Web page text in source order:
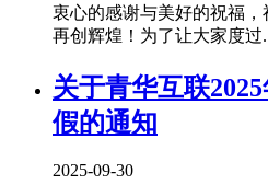
衷心的感谢与美好的祝福，
再创辉煌！为了让大家度过
关于青华互联
假的通知
2025-09-30